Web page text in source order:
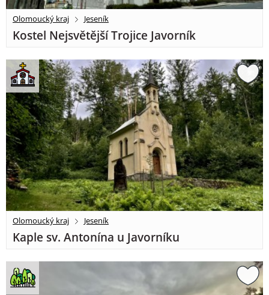
Olomoucký kraj Jeseník
Kostel Nejsvětější Trojice Javorník
Olomoucký kraj Jeseník
Kaple sv. Antonína u Javorníku